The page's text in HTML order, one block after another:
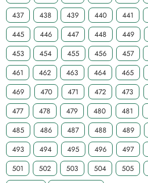
437
438 439 440 441
445
446 447 448 449
453
454 455 456 457
461
462 463 464 465
469
470 471 472 473
477
478 479 480 481
485
486 487 488 489
493
494 495 496 497
501
502 503 504 505